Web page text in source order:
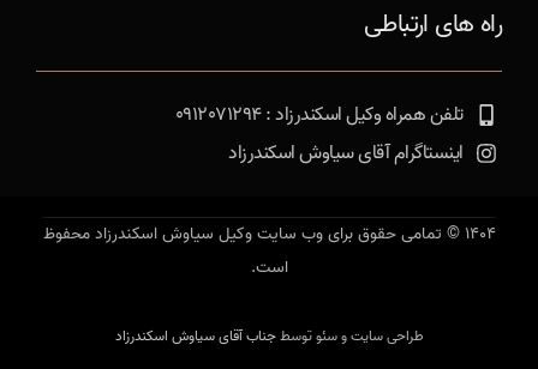
راه های ارتباطی
تلفن همراه وکیل اسکندرزاد : 0912071294
اینستاگرام آقای سیاوش اسکندرزاد
1404 © تمامی حقوق برای وب سایت وکیل سیاوش اسکندرزاد محفوظ
است.
طراحی سایت و سئو توسطجناب آقای سیاوش اسکندرزاد